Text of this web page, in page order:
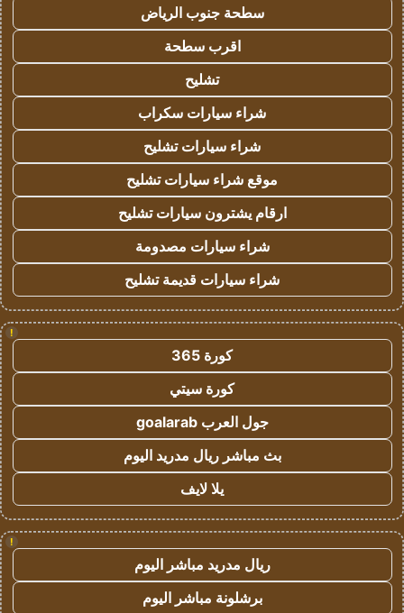
سطحة جنوب الرياض
اقرب سطحة
تشليح
شراء سيارات سكراب
شراء سيارات تشليح
موقع شراء سيارات تشليح
ارقام يشترون سيارات تشليح
شراء سيارات مصدومة
شراء سيارات قديمة تشليح
!
كورة 365
كورة سيتي
جول العرب goalarab
بث مباشر ريال مدريد اليوم
يلا لايف
!
ريال مدريد مباشر اليوم
برشلونة مباشر اليوم